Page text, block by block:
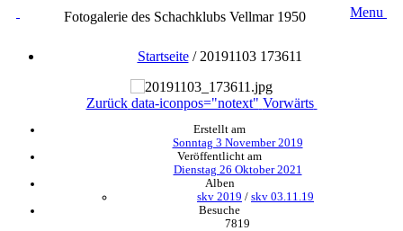
Fotogalerie des Schachklubs Vellmar 1950 Menu
Startseite/ 20191103 173611
Zurück data-iconpos="notext" Vorwärts
Erstellt am
Sonntag 3 November 2019
Veröffentlicht am
Dienstag 26 Oktober 2021
Alben
skv 2019 / skv 03.11.19
Besuche
7819